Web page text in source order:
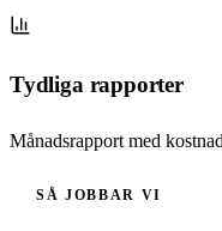
Tydliga rapporter
Månadsrapport med
SÅ JOBBAR VI